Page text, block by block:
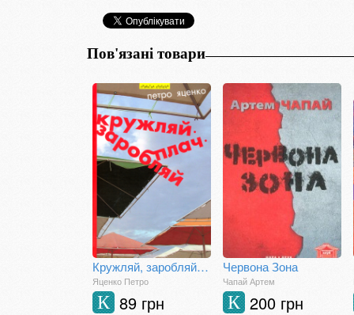
Пов'язані товари
Кружляй, заробляй, плач
Яценко Петро
89 грн
К
Червона Зона
Чапай Артем
200 грн
К